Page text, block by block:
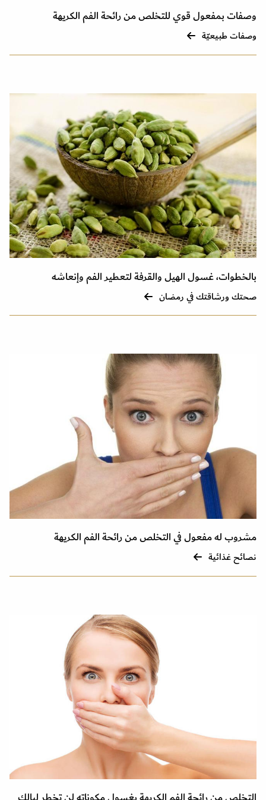
وصفات بمفعول قوي للتخلص من رائحة الفم الكريهة
وصفات طبيعيّة
بالخطوات، غسول الهيل والقرفة لتعطير الفم وإنعاشه
صحتك ورشاقتك في رمضان
مشروب له مفعول في التخلص من رائحة الفم الكريهة
نصائح غذائية